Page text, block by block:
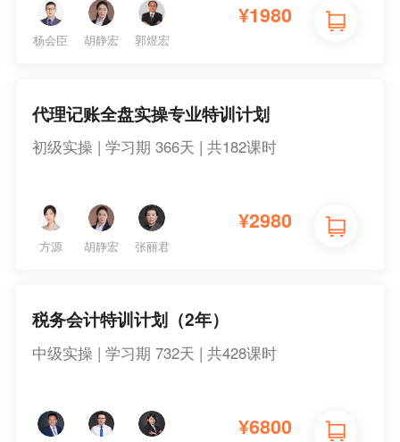
杨会臣 胡静宏 郭煜宏
¥1980
代理记账全盘实操专业特训计划
初级实操 | 学习期 366天 | 共182课时
方源 胡静宏 张丽君
¥2980
税务会计特训计划（2年）
中级实操 | 学习期 732天 | 共428课时
¥6800